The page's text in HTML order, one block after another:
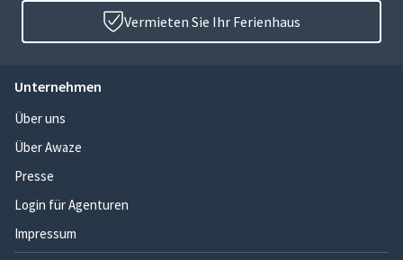
Vermieten Sie Ihr Ferienhaus
Unternehmen
Über uns
Über Awaze
Presse
Login für Agenturen
Impressum